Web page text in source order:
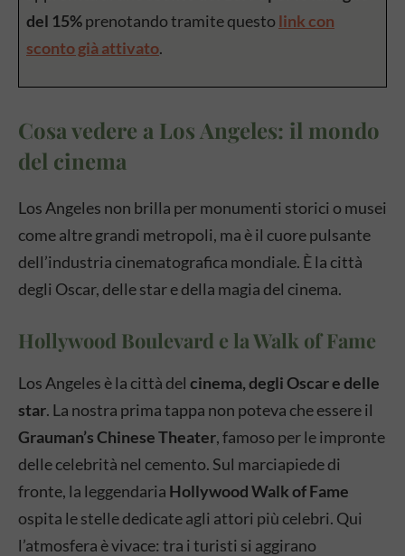
del 15%prenotando tramite questo link con
sconto già attivato.
Cosa vedere a Los Angeles: il mondo
del cinema
Los Angeles non brilla per monumenti storici o musei
come altre grandi metropoli, ma è il cuore pulsante
dell’industria cinematografica mondiale. È la città
degli Oscar, delle star e della magia del cinema.
Hollywood Boulevard e la Walk of Fame
Los Angeles è la città del cinema, degli Oscar e delle
star. La nostra prima tappa non poteva che essere il
Grauman’s Chinese Theater, famoso per le impronte
delle celebrità nel cemento. Sul marciapiede di
fronte, la leggendaria Hollywood Walk of Fame
ospita le stelle dedicate agli attori più celebri. Qui
l’atmosfera è vivace: tra i turisti si aggirano